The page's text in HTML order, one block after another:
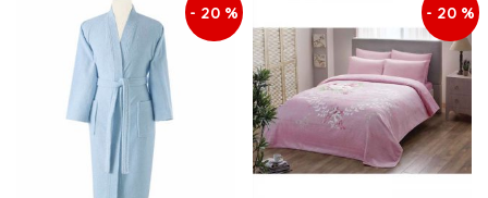
- 20 % - 20 %